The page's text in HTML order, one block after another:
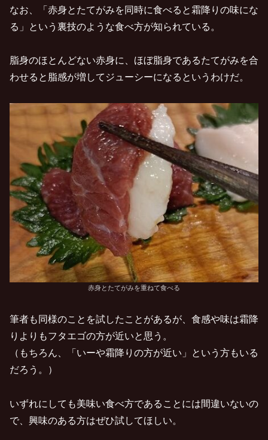
なお、「赤身とたてがみを同時に食べると霜降りの味にな
る」という裏技のような食べ方が知られている。
脂身のほとんどない赤身に、ほぼ脂身であるたてがみを合
わせると脂感が増してジューシーになるというわけだ。
赤身とたてがみを重ねて食べる
筆者も同様のことを試したことがあるが、食感や味は霜降
りよりもフタエゴの方が近いと思う。
（もちろん、「いーや霜降りの方が近い」という方もいる
だろう。）
いずれにしても美味い食べ方であることには間違いないの
で、興味のある方はぜひ試してほしい。